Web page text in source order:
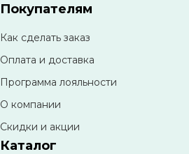
Покупателям
Как сделать заказ
Оплата и доставка
Программа лояльности
О компании
Скидки и акции
Каталог